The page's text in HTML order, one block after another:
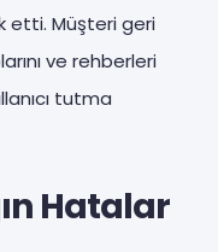
etti. Müşteri geri
ve rehberleri
tutma
Hatalar